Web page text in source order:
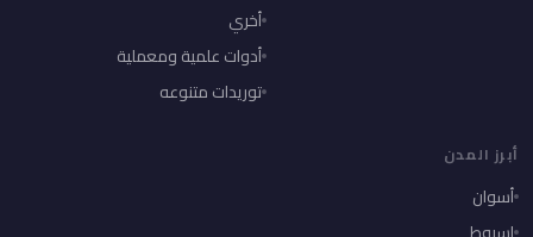
أخري
أدوات علمية ومعملية
توريدات متنوعه
أبرز المدن
أسوان